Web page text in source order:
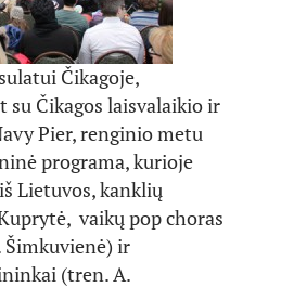
Čikagoje,
su Čikagos laisvalaikio ir
Pier, renginio metu
programa, kurioje
Lietuvos, kanklių
vaikų pop choras
Šimkuvienė) ir
(tren. A.